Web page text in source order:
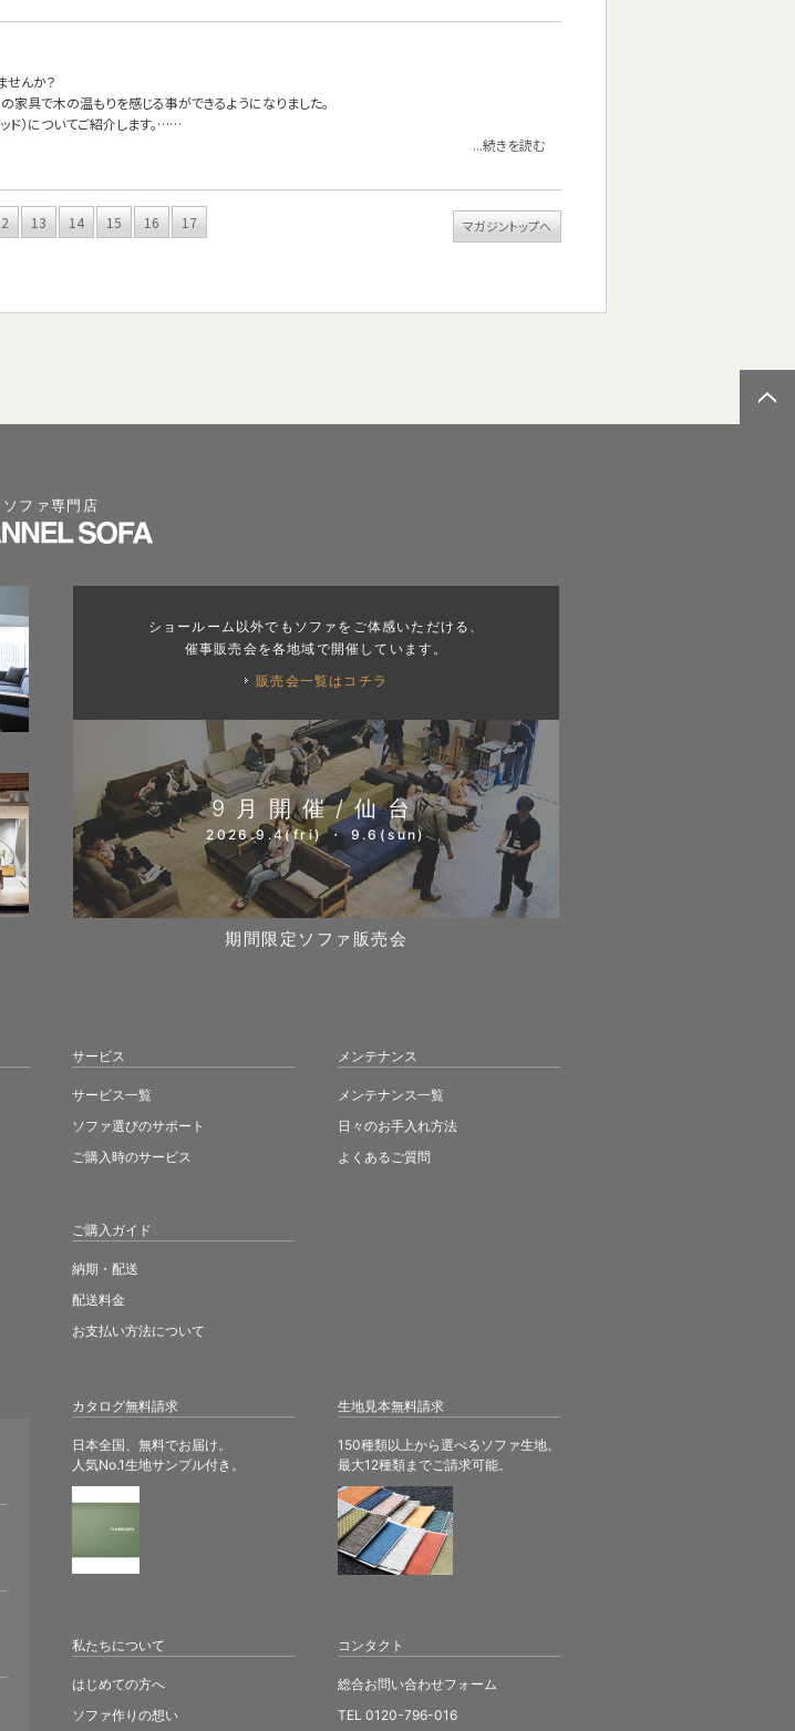
せんか？
具で木の温もりを感じる事ができるようになりました。
）についてご紹介します。……
...続きを読む
13 14 15 16
17
マガジントップへ
ソファ専門店
カタログ無料請求
日本全国、無料でお届け。
人気No.1生地サンプル付き。
生地見本無料請求
150種類以上から選べるソファ生地。
最大12種類までご請求可能。
ショールーム以外でもソファをご体感いただける、
催事販売会を各地域で開催しています。
販売会一覧はコチラ
9月開催/仙台
2026.9.4(fri) ・ 9.6(sun)
期間限定ソファ販売会
サービス
サービス一覧
ソファ選びのサポート
ご購入時のサービス
ご購入ガイド
納期・配送
配送料金
お支払い方法について
メンテナンス
メンテナンス一覧
日々のお手入れ方法
よくあるご質問
私たちについて
はじめての方へ
ソファ作りの想い
コンタクト
総合お問い合わせフォーム
TEL 0120-796-016